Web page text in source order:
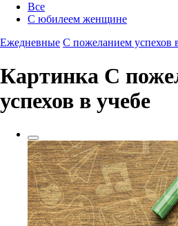
Все
С юбилеем женщине
Ежедневные С пожеланием успехов
Картинка С
успехов в учебе